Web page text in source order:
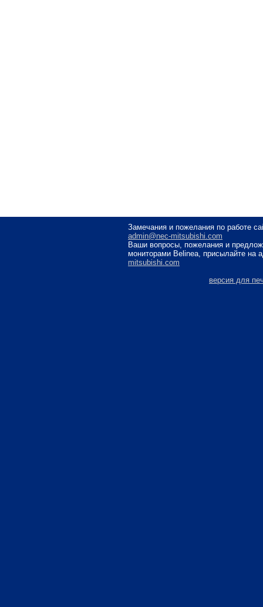
Замечания и пожелания по работе
admin@nec-mitsubishi.com
Ваши вопросы, пожелания и
мониторами Belinea, присылайте на
mitsubishi.com
версия для